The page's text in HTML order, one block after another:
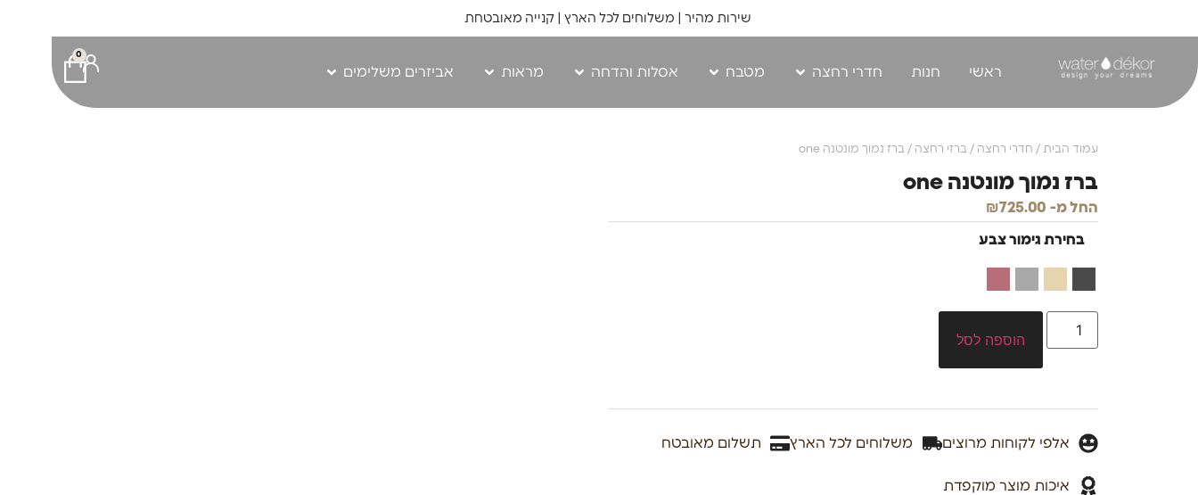
שירות מהיר | משלוחים לכל הארץ | קנייה מאובטחת
ראשי חנות חדרי רחצה מטבח אסלות והדחה מראות אביזרים משלימים
0
עמוד הבית / חדרי רחצה / ברזי רחצה / ברז נמוך מונטנה one
ברז נמוך מונטנה one
החל מ- ₪725.00
בחירת גימור צבע
הוספה לסל
אלפי לקוחות מרוצים משלוחים לכל הארץ תשלום מאובטח
איכות מוצר מוקפדת